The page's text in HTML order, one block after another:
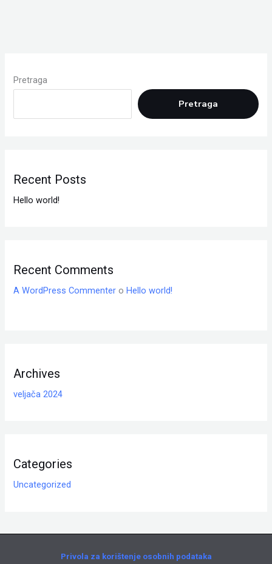
Pretraga
Pretraga
Recent Posts
Hello world!
Recent Comments
A WordPress Commenter oHello world!
Archives
veljača 2024
Categories
Uncategorized
Privola za korištenje osobnih podataka